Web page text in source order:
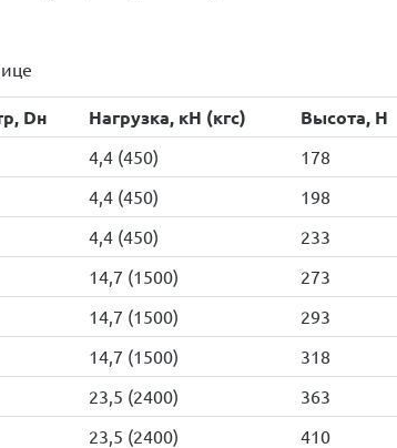
Dн Нагрузка, кН (кгс) Высота, H
4,4 (450) 178
4,4 (450) 198
4,4 (450) 233
14,7 (1500) 273
14,7 (1500) 293
14,7 (1500) 318
23,5 (2400) 363
23,5 (2400) 410